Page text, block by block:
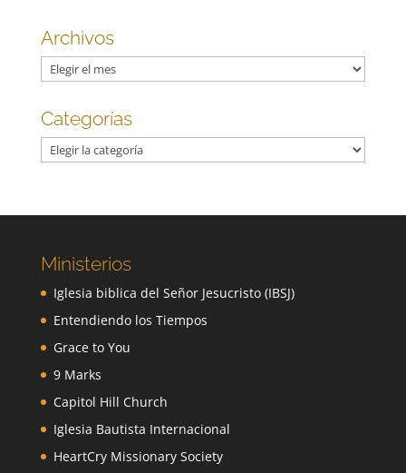
Archivos
Archivos
Categorías
Categorías
Ministerios
Iglesia biblica del Señor Jesucristo (IBSJ)
Entendiendo los Tiempos
Grace to You
9 Marks
Capitol Hill Church
Iglesia Bautista Internacional
HeartCry Missionary Society